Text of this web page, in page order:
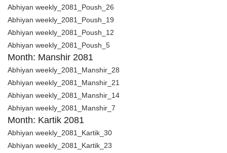
Abhiyan weekly_2081_Poush_26
Abhiyan weekly_2081_Poush_19
Abhiyan weekly_2081_Poush_12
Abhiyan weekly_2081_Poush_5
Month: Manshir 2081
Abhiyan weekly_2081_Manshir_28
Abhiyan weekly_2081_Manshir_21
Abhiyan weekly_2081_Manshir_14
Abhiyan weekly_2081_Manshir_7
Month: Kartik 2081
Abhiyan weekly_2081_Kartik_30
Abhiyan weekly_2081_Kartik_23